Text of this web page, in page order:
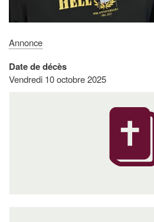
Annonce
Date de décès
Vendredi 10 octobre 2025